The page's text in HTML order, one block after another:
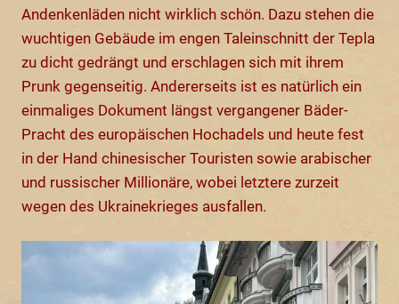
Andenkenläden nicht wirklich schön. Dazu stehen die
wuchtigen Gebäude im engen Taleinschnitt der Tepla
zu dicht gedrängt und erschlagen sich mit ihrem
Prunk gegenseitig. Andererseits ist es natürlich ein
einmaliges Dokument längst vergangener Bäder-
Pracht des europäischen Hochadels und heute fest
in der Hand chinesischer Touristen sowie arabischer
und russischer Millionäre, wobei letztere zurzeit
wegen des Ukrainekrieges ausfallen.